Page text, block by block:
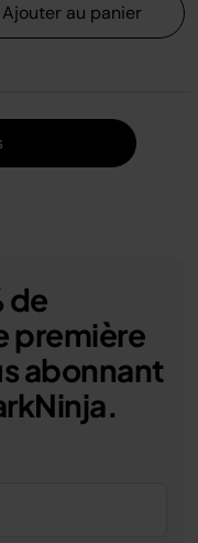
Ajouter au panier
de
première
abonnant